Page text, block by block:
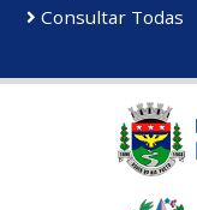
Consultar Todas